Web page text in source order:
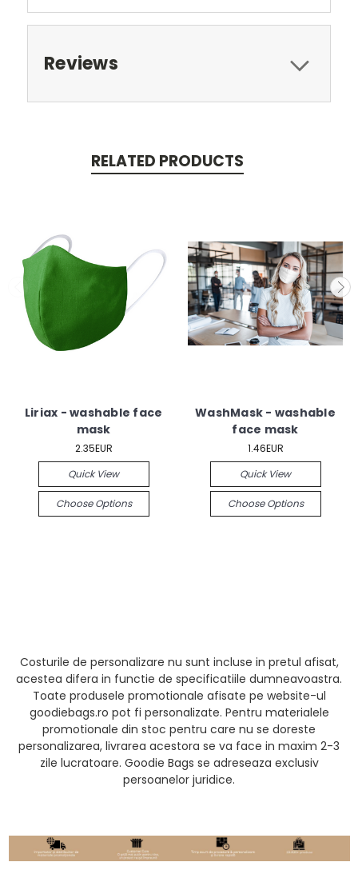
Reviews
RELATED PRODUCTS
Liriax - washable face
mask
2.35EUR
Quick View
Choose Options
WashMask - washable
face mask
1.46EUR
Quick View
Choose Options
Costurile de personalizare nu sunt incluse in pretul afisat,
acestea difera in functie de specificatiile dumneavoastra.
Toate produsele promotionale afisate pe website-ul
goodiebags.ro pot fi personalizate. Pentru materialele
promotionale din stoc pentru care nu se doreste
personalizarea, livrarea acestora se va face in maxim 2-3
zile lucratoare. Goodie Bags se adreseaza exclusiv
persoanelor juridice.